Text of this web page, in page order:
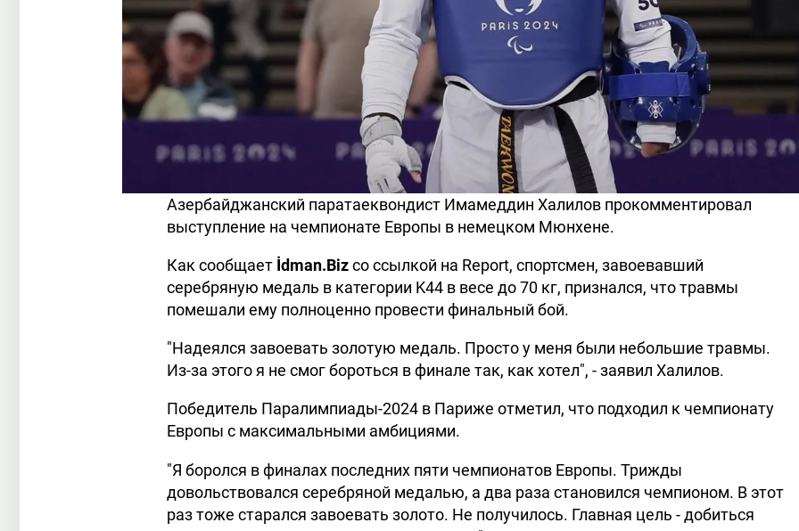
Азербайджанский паратаеквондист Имамеддин Халилов прокомментировал
выступление на чемпионате Европы в немецком Мюнхене.
Как сообщает İdman.Bizсо ссылкой на Report, спортсмен, завоевавший
серебряную медаль в категории K44 в весе до 70 кг, признался, что травмы
помешали ему полноценно провести финальный бой.
"Надеялся завоевать золотую медаль. Просто у меня были небольшие травмы.
Из-за этого я не смог бороться в финале так, как хотел", - заявил Халилов.
Победитель Паралимпиады-2024 в Париже отметил, что подходил к чемпионату
Европы с максимальными амбициями.
"Я боролся в финалах последних пяти чемпионатов Европы. Трижды
довольствовался серебряной медалью, а два раза становился чемпионом. В этот
раз тоже старался завоевать золото. Не получилось. Главная цель - добиться